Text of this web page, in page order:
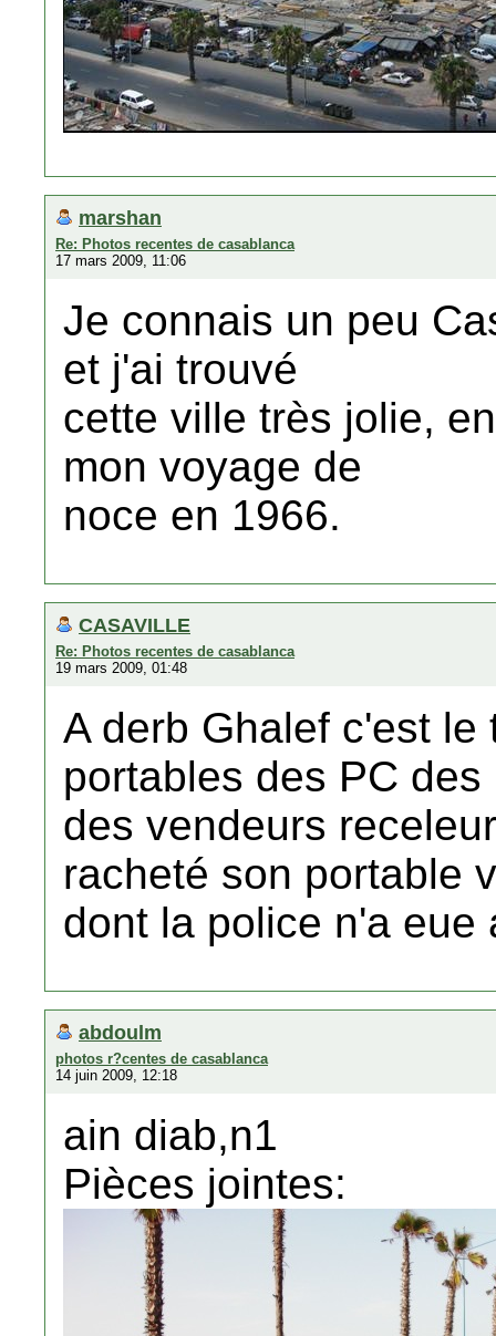
marshan
Re: Photos recentes de casablanca
17 mars 2009, 11:06
Je connais un peu
et j'ai trouvé
cette ville très jolie,
mon voyage de
noce en 1966.
CASAVILLE
Re: Photos recentes de casablanca
19 mars 2009, 01:48
A derb Ghalef c'est
portables des PC
des vendeurs
racheté son portable
dont la police n'a eue
abdoulm
photos r?centes de casablanca
14 juin 2009, 12:18
ain diab,n1
Pièces jointes: